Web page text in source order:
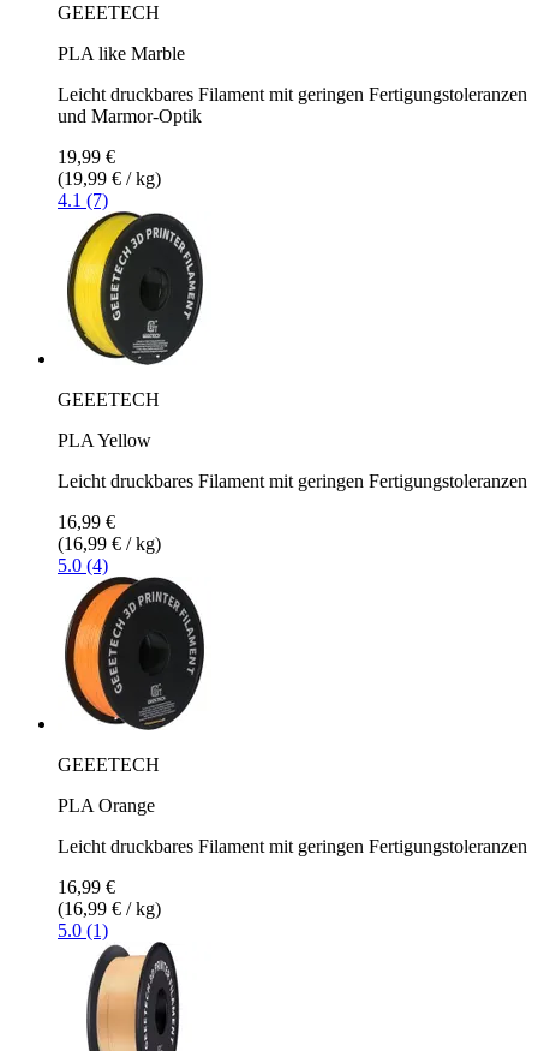
GEEETECH
PLA like Marble
Leicht druckbares Filament mit geringen Fertigungstoleranzen
und Marmor-Optik
19,99 €
(19,99 € / kg)
4.1 (7)
GEEETECH
PLA Yellow
Leicht druckbares Filament mit geringen Fertigungstoleranzen
16,99 €
(16,99 € / kg)
5.0 (4)
GEEETECH
PLA Orange
Leicht druckbares Filament mit geringen Fertigungstoleranzen
16,99 €
(16,99 € / kg)
5.0 (1)